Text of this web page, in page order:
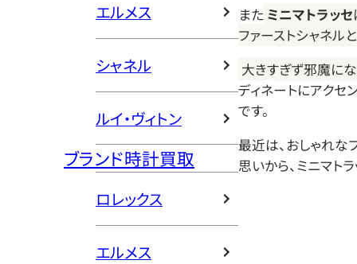
エルメス
シャネル
ルイ・ヴィトン
ブランド時計買取
ロレックス
エルメス
また ミニマトラッセ
ファーストシャネル
大きすぎず邪魔に
ディネートにアクセ
です。
最近は、おしゃれな
思いから、ミニマト